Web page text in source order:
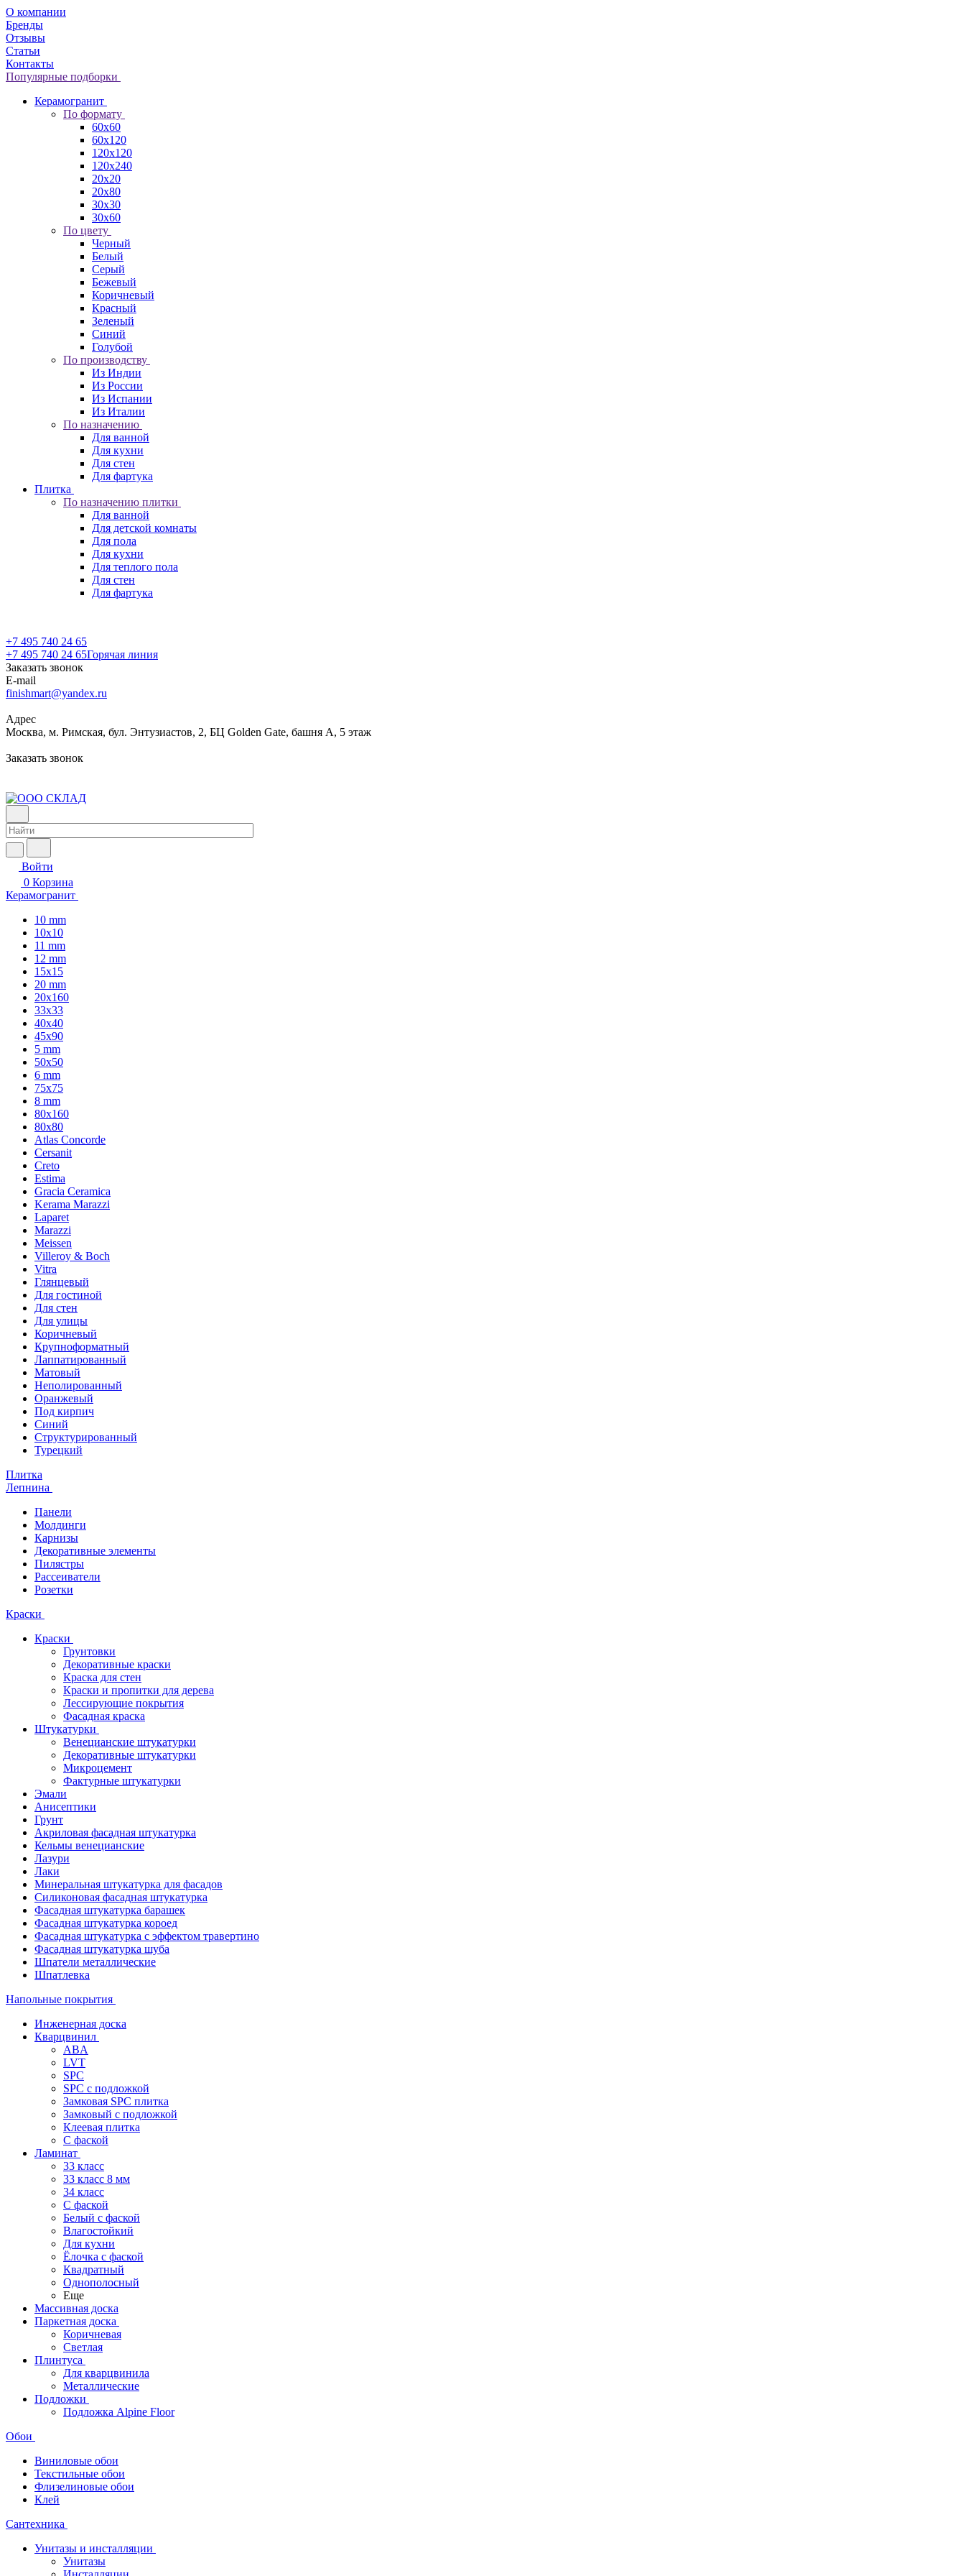
О компании
Бренды
Отзывы
Статьи
Контакты
Популярные подборки
Керамогранит
По формату
60x60
60x120
120x120
120x240
20x20
20x80
30x30
30x60
По цвету
Черный
Белый
Серый
Бежевый
Коричневый
Красный
Зеленый
Синий
Голубой
По производству
Из Индии
Из России
Из Испании
Из Италии
По назначению
Для ванной
Для кухни
Для стен
Для фартука
Плитка
По назначению плитки
Для ванной
Для детской комнаты
Для пола
Для кухни
Для теплого пола
Для стен
Для фартука
+7 495 740 24 65
+7 495 740 24 65Горячая линия
Заказать звонок
E-mail
finishmart@yandex.ru
Адрес
Москва, м. Римская, бул. Энтузиастов, 2, БЦ Golden Gate, башня А, 5 этаж
Заказать звонок
Войти
0 Корзина
Керамогранит
10 mm
10x10
11 mm
12 mm
15x15
20 mm
20х160
33x33
40х40
45x90
5 mm
50x50
6 mm
75х75
8 mm
80x160
80x80
Atlas Concorde
Cersanit
Creto
Estima
Gracia Ceramica
Kerama Marazzi
Laparet
Marazzi
Meissen
Villeroy & Boch
Vitra
Глянцевый
Для гостиной
Для стен
Для улицы
Коричневый
Крупноформатный
Лаппатированный
Матовый
Неполированный
Оранжевый
Под кирпич
Синий
Структурированный
Турецкий
Плитка
Лепнина
Панели
Молдинги
Карнизы
Декоративные элементы
Пилястры
Рассеиватели
Розетки
Краски
Краски
Грунтовки
Декоративные краски
Краска для стен
Краски и пропитки для дерева
Лессирующие покрытия
Фасадная краска
Штукатурки
Венецианские штукатурки
Декоративные штукатурки
Микроцемент
Фактурные штукатурки
Эмали
Анисептики
Грунт
Акриловая фасадная штукатурка
Кельмы венецианские
Лазури
Лаки
Минеральная штукатурка для фасадов
Силиконовая фасадная штукатурка
Фасадная штукатурка барашек
Фасадная штукатурка короед
Фасадная штукатурка с эффектом травертино
Фасадная штукатурка шуба
Шпатели металлические
Шпатлевка
Напольные покрытия
Инженерная доска
Кварцвинил
ABA
LVT
SPC
SPC с подложкой
Замковая SPC плитка
Замковый с подложкой
Клеевая плитка
С фаской
Ламинат
33 класс
33 класс 8 мм
34 класс
C фаской
Белый с фаской
Влагостойкий
Для кухни
Ёлочка с фаской
Квадратный
Однополосный
Еще
Массивная доска
Паркетная доска
Коричневая
Светлая
Плинтуса
Для кварцвинила
Металлические
Подложки
Подложка Alpine Floor
Обои
Виниловые обои
Текстильные обои
Флизелиновые обои
Клей
Сантехника
Унитазы и инсталляции
Унитазы